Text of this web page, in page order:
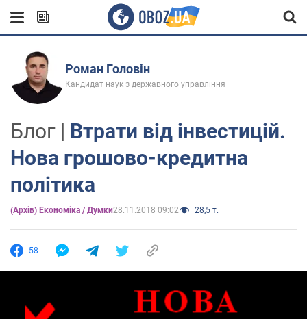
Роман Головін
Кандидат наук з державного управління
Блог | Втрати від інвестицій.
Нова грошово-кредитна
політика
(Архів) Економіка / Думки28.11.2018 09:02 28,5 т.
58